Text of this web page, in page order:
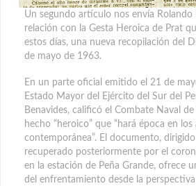
Un segundo artículo nos envía
relación con la Gesta Heroica de Prat
estos días, una nueva recopilación del
de mayo de 1963.
En un parte oficial emitido el 21 de
Estado Mayor del Ejército del Sur del
Benavides, calificó el Combate Naval
hecho “heroico” que “hará época en
contemporánea”. El documento,
recuperado posteriormente por el
en la estación de Peña Grande, ofrece
del enfrentamiento desde la